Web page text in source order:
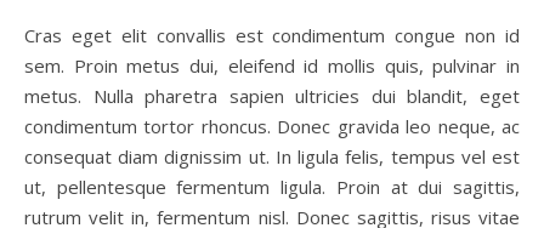
Cras eget elit convallis est condimentum congue non id
sem. Proin metus dui, eleifend id mollis quis, pulvinar in
metus. Nulla pharetra sapien ultricies dui blandit, eget
condimentum tortor rhoncus. Donec gravida leo neque, ac
consequat diam dignissim ut. In ligula felis, tempus vel est
ut, pellentesque fermentum ligula. Proin at dui sagittis,
rutrum velit in, fermentum nisl. Donec sagittis, risus vitae